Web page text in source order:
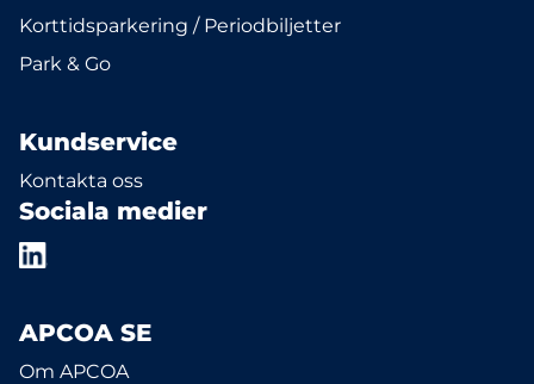
Korttidsparkering / Periodbiljetter
Park & Go
Kundservice
Kontakta oss
Sociala medier
APCOA SE
Om APCOA